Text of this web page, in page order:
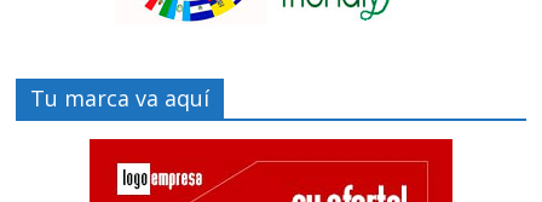
Tu marca va aquí